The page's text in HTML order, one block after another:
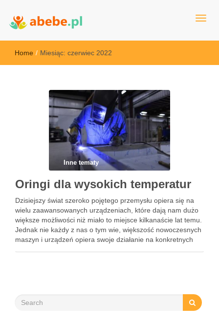
Abebe
Home / Miesiąc: czerwiec 2022
Inne tematy
Oringi dla wysokich temperatur
Dzisiejszy świat szeroko pojętego przemysłu opiera się na
wielu zaawansowanych urządzeniach, które dają nam dużo
większe możliwości niż miało to miejsce kilkanaście lat temu.
Jednak nie każdy z nas o tym wie, większość nowoczesnych
maszyn i urządzeń opiera swoje działanie na konkretnych